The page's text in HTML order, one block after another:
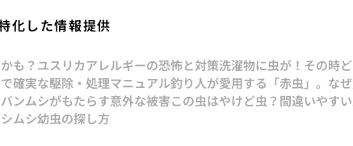
化した情報提供
も？ユスリカアレルギーの恐怖と対策洗濯物に虫が！その時
確実な駆除・処理マニュアル釣り人が愛用する「赤虫」。な
ンムシがもたらす意外な被害この虫はやけど虫？間違いやす
ムシ幼虫の探し方